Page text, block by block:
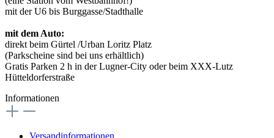
mit der U6 bis Burggasse/Stadthalle
mit dem Auto:
direkt beim Gürtel /Urban Loritz Platz
(Parkscheine sind bei uns erhältlich)
Gratis Parken 2 h in der Lugner-City oder beim XXX-Lutz
Hütteldorferstraße
Informationen
Versandinformationen